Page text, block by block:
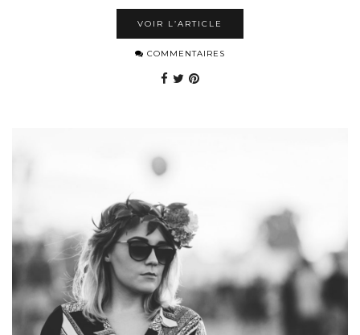
VOIR L’ARTICLE
COMMENTAIRES